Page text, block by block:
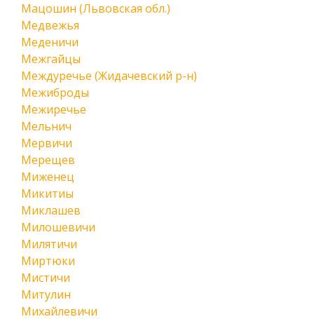
Мацошин (Львовская обл.)
Медвежья
Меденичи
Межгайцы
Междуречье (Жидачевский р-н)
Межиброды
Межиречье
Мельнич
Мервичи
Мерещев
Миженец
Микитиы
Миклашев
Милошевичи
Милятичи
Миртюки
Мистичи
Митулин
Михайлевичи